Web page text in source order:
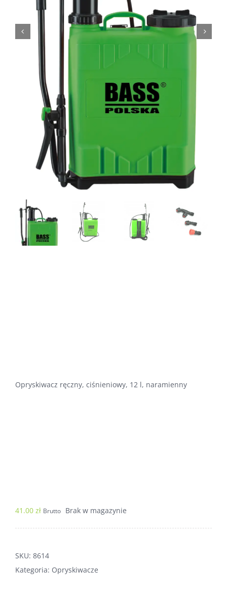
Opryskiwacz ręczny, ciśnieniowy, 12 l, naramienny
41.00 zł Brutto Brak w magazynie
SKU: 8614
Kategoria: Opryskiwacze